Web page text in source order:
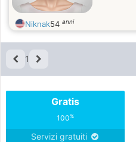
Niknak54 anni
1
Gratis
100%
Servizi gratuiti